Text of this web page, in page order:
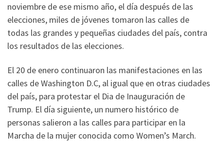
noviembre de ese mismo año, el día después de las
elecciones, miles de jóvenes tomaron las calles de
todas las grandes y pequeñas ciudades del país, contra
los resultados de las elecciones.
El 20 de enero continuaron las manifestaciones en las
calles de Washington D.C, al igual que en otras ciudades
del país, para protestar el Dia de Inauguración de
Trump. El día siguiente, un numero histórico de
personas salieron a las calles para participar en la
Marcha de la mujer conocida como Women’s March.